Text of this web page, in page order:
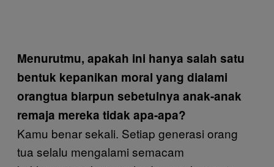
Menurutmu, apakah ini hanya salah satu
bentuk kepanikan moral yang dialami
orangtua biarpun sebetulnya anak-anak
remaja mereka tidak apa-apa?
Kamu benar sekali. Setiap generasi orang
tua selalu mengalami semacam